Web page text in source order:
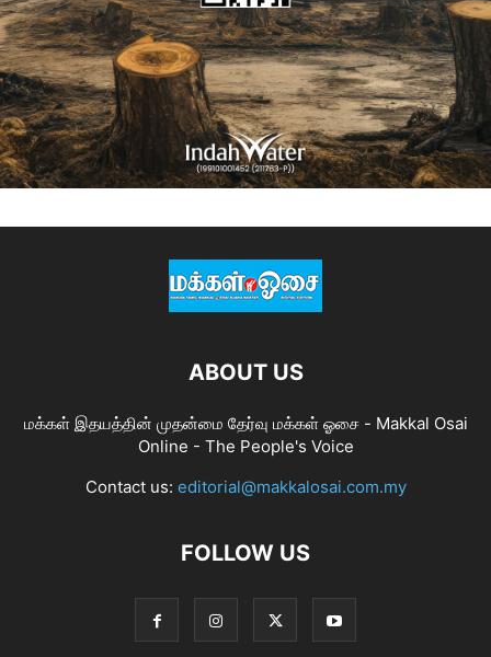
ABOUT US
மக்கள் இதயத்தின் முதன்மை தேர்வு மக்கள் ஓசை - Makkal Osai
Online - The People's Voice
Contact us: editorial@makkalosai.com.my
FOLLOW US